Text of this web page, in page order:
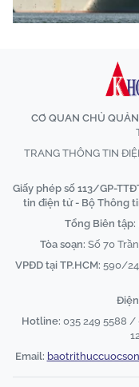
CƠ QUAN CHỦ
TRANG THÔNG TIN
Giấy phép số 113/GP-
tin điện tử - Bộ Thông
Tổng Biên tập:
Tòa soạn: Số 70
VPĐD tại TP.HCM: 590/24
Hotline: 035 249 5588 /
Email: